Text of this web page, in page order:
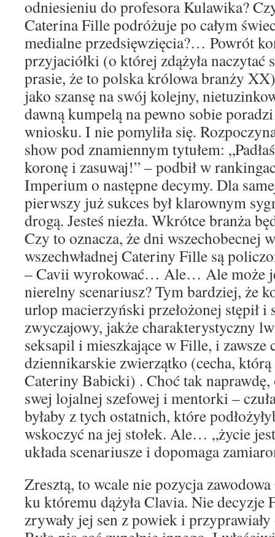
odniesieniu do profesora Kulawika?
Caterina Fille podróżuje po całym
medialne przedsięwzięcia?… Powrót
przyjaciółki (o której zdążyła naczytać
prasie, że to polska królowa branży
jako szansę na swój kolejny,
dawną kumpelą na pewno sobie
wniosku. I nie pomyliła się.
show pod znamiennym tytułem:
koronę i zasuwaj!” – podbił w
Imperium o następne decymy. Dla
pierwszy już sukces był klarownym
drogą. Jesteś niezła. Wkrótce branża
Czy to oznacza, że dni wszechobecnej
wszechwładnej Cateriny Fille są
– Cavii wyrokować… Ale… Ale może
nierelny scenariusz? Tym bardziej, że
urlop macierzyński przełożonej stępił i
zwyczajowy, jakże charakterystyczny
seksapil i mieszkające w Fille, i zawsze
dziennikarskie zwierzątko (cecha,
Cateriny Babicki) . Choć tak
swej lojalnej szefowej i mentorki –
byłaby z tych ostatnich, które
wskoczyć na jej stołek. Ale… „życie
układa scenariusze i dopomaga
Zresztą, to wcale nie pozycja
ku któremu dążyła Clavia. Nie decyzje
zrywały jej sen z powiek i